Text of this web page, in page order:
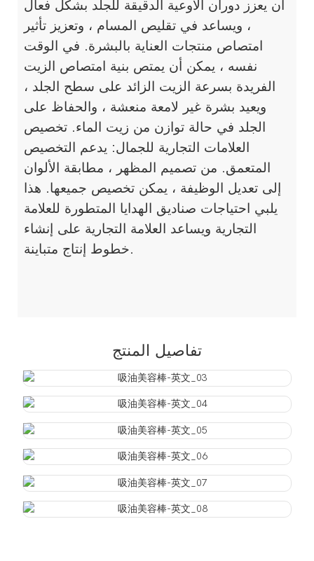
أن يعزز دوران الأوعية الدقيقة للجلد بشكل فعال
، ويساعد في تقليص المسام ، وتعزيز تأثير
امتصاص منتجات العناية بالبشرة. في الوقت
نفسه ، يمكن أن يمتص بنية امتصاص الزيت
الفريدة بسرعة الزيت الزائد على سطح الجلد ،
ويعيد بشرة غير لامعة منعشة ، والحفاظ على
الجلد في حالة توازن من زيت الماء. تخصيص
العلامات التجارية للجمال: يدعم التخصيص
المتعمق. من تصميم المظهر ، مطابقة الألوان
إلى تعديل الوظيفة ، يمكن تخصيص جميعها. هذا
يلبي احتياجات صناديق الهدايا المتطورة للعلامة
التجارية ويساعد العلامة التجارية على إنشاء
خطوط إنتاج متباينة.
تفاصيل المنتج